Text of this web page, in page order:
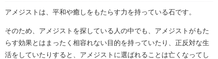
アメジストは、平和や癒しをもたらす力を持っている石です。
そのため、アメジストを探している人の中でも、アメジストがもた
らす効果とはまったく相容れない目的を持っていたり、正反対な生
活をしていたりすると、アメジストに選ばれることは亡くなってし